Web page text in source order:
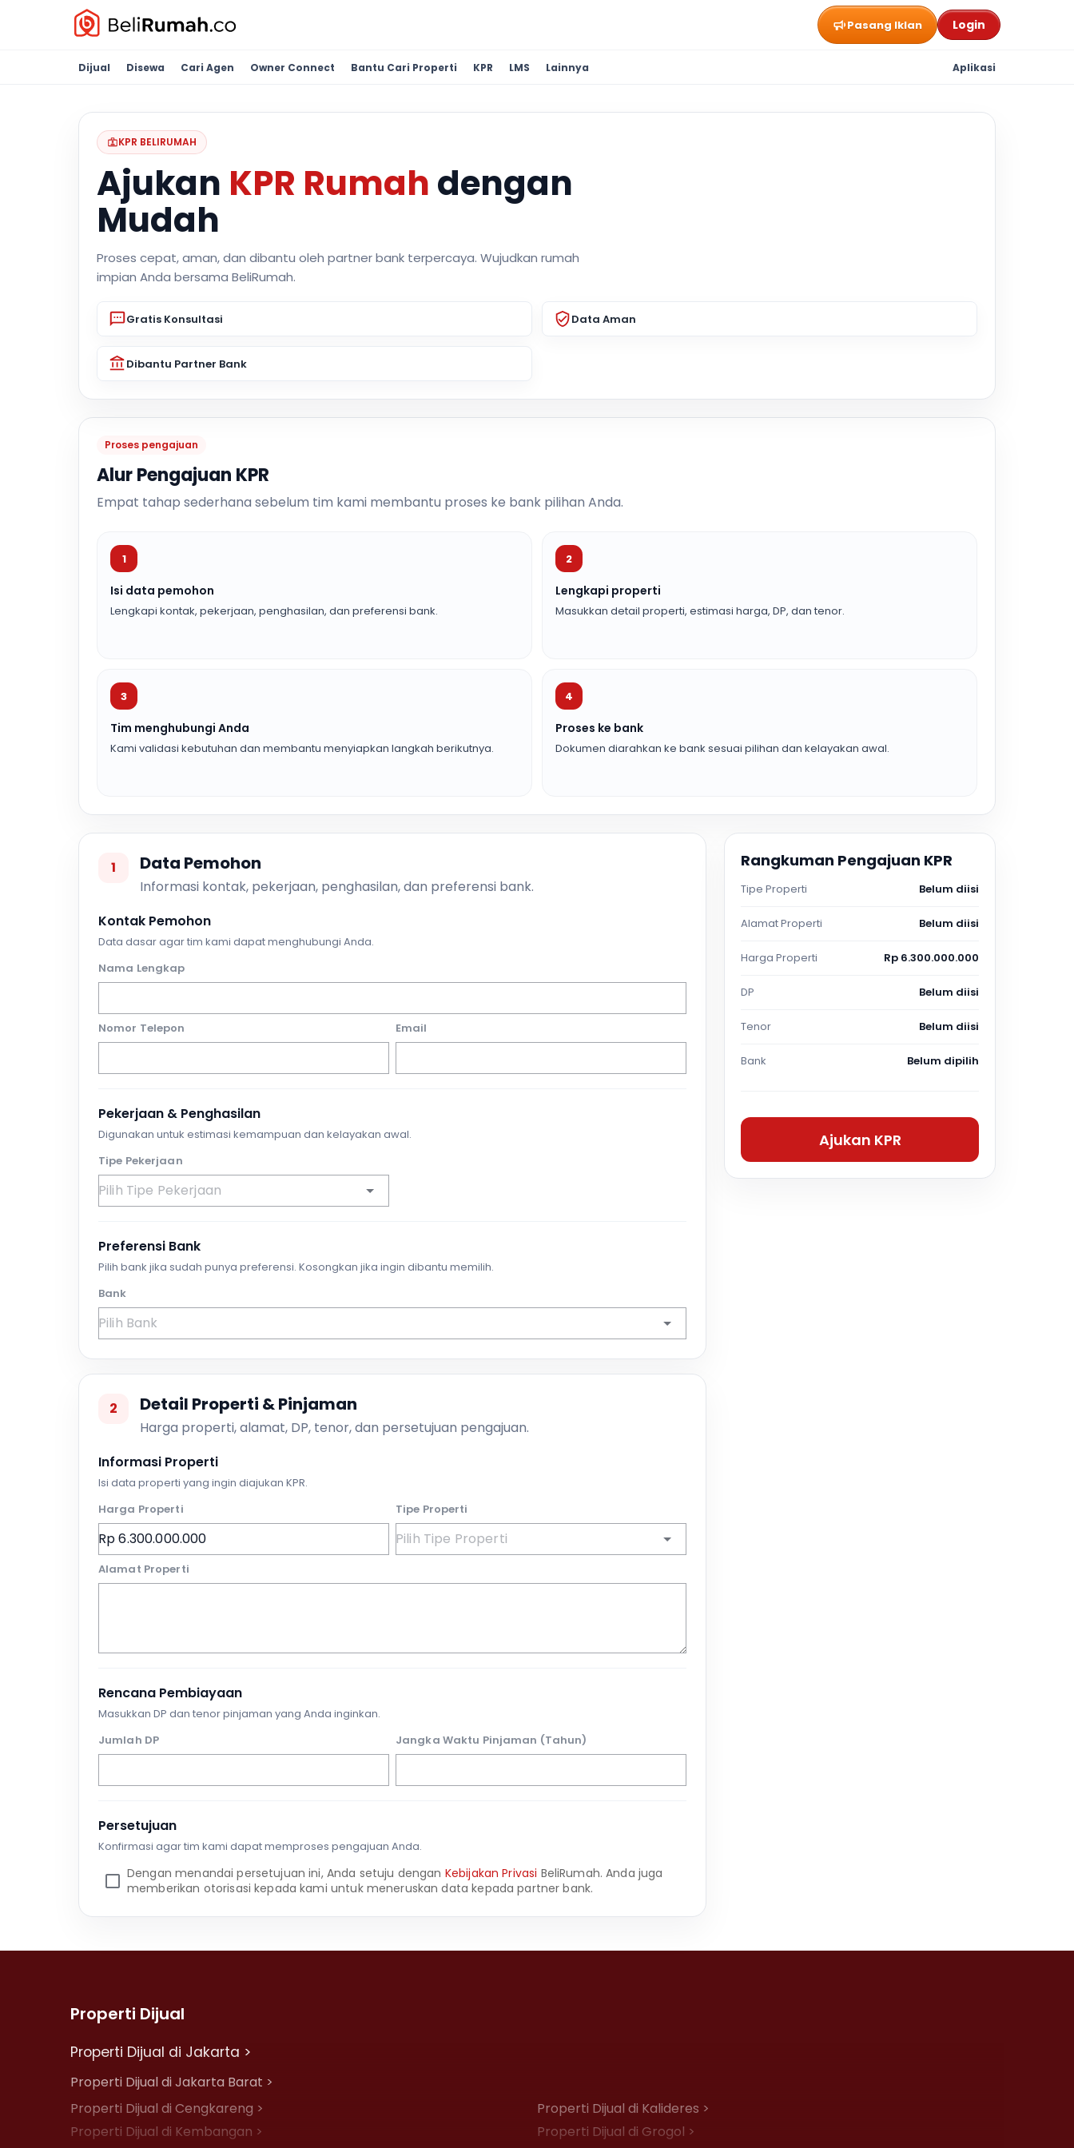
Pasang Iklan Login
Dijual Disewa Cari Agen Owner Connect Bantu Cari Properti KPR LMS Lainnya Aplikasi
KPR BELIRUMAH
Ajukan KPR Rumah dengan
Mudah
Proses cepat, aman, dan dibantu oleh partner bank terpercaya. Wujudkan rumah
impian Anda bersama BeliRumah.
Gratis Konsultasi Data Aman
Dibantu Partner Bank
Proses pengajuan
Alur Pengajuan KPR
Empat tahap sederhana sebelum tim kami membantu proses ke bank pilihan Anda.
1
Isi data pemohon
Lengkapi kontak, pekerjaan, penghasilan, dan preferensi bank.
2
Lengkapi properti
Masukkan detail properti, estimasi harga, DP, dan tenor.
3
Tim menghubungi Anda
Kami validasi kebutuhan dan membantu menyiapkan langkah berikutnya.
4
Proses ke bank
Dokumen diarahkan ke bank sesuai pilihan dan kelayakan awal.
1 Data Pemohon
Informasi kontak, pekerjaan, penghasilan, dan preferensi bank.
Kontak Pemohon
Data dasar agar tim kami dapat menghubungi Anda.
Nama Lengkap
Nomor Telepon Email
Pekerjaan & Penghasilan
Digunakan untuk estimasi kemampuan dan kelayakan awal.
Tipe Pekerjaan
Preferensi Bank
Pilih bank jika sudah punya preferensi. Kosongkan jika ingin dibantu memilih.
Bank
2 Detail Properti & Pinjaman
Harga properti, alamat, DP, tenor, dan persetujuan pengajuan.
Informasi Properti
Isi data properti yang ingin diajukan KPR.
Harga Properti
Tipe Properti
Alamat Properti
Rencana Pembiayaan
Masukkan DP dan tenor pinjaman yang Anda inginkan.
Jumlah DP
Jangka Waktu Pinjaman (Tahun)
Persetujuan
Konfirmasi agar tim kami dapat memproses pengajuan Anda.
Dengan menandai persetujuan ini, Anda setuju dengan Kebijakan Privasi BeliRumah. Anda juga
memberikan otorisasi kepada kami untuk meneruskan data kepada partner bank.
Rangkuman Pengajuan KPR
Tipe Properti Belum diisi
Alamat Properti Belum diisi
Harga Properti Rp 6.300.000.000
DP Belum diisi
Tenor Belum diisi
Bank Belum dipilih
Ajukan KPR
Properti Dijual
Properti Dijual di Jakarta >
Properti Dijual di Jakarta Barat >
Properti Dijual di Cengkareng >
Properti Dijual di Kalideres >
Properti Dijual di Kembangan >
Properti Dijual di Grogol >